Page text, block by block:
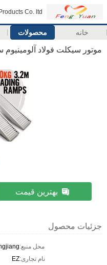
Co. ltd
خانه محصولات
موتور سیکلت فولاد
بهترین قیمت
جزئیات محصول
محل منبع:
نام تجاری:EZ